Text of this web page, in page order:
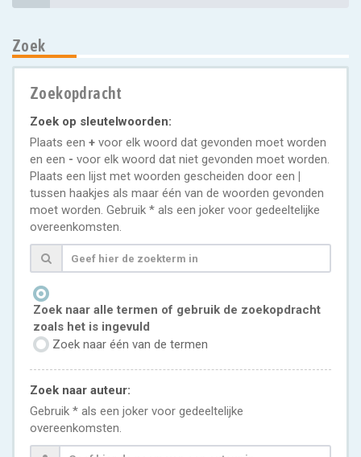
Zoek
Zoekopdracht
Zoek op sleutelwoorden:
Plaats een + voor elk woord dat gevonden moet worden
en een - voor elk woord dat niet gevonden moet worden.
Plaats een lijst met woorden gescheiden door een |
tussen haakjes als maar één van de woorden gevonden
moet worden. Gebruik * als een joker voor gedeeltelijke
overeenkomsten.
Zoek naar alle termen of gebruik de zoekopdracht
zoals het is ingevuld
Zoek naar één van de termen
Zoek naar auteur:
Gebruik * als een joker voor gedeeltelijke
overeenkomsten.